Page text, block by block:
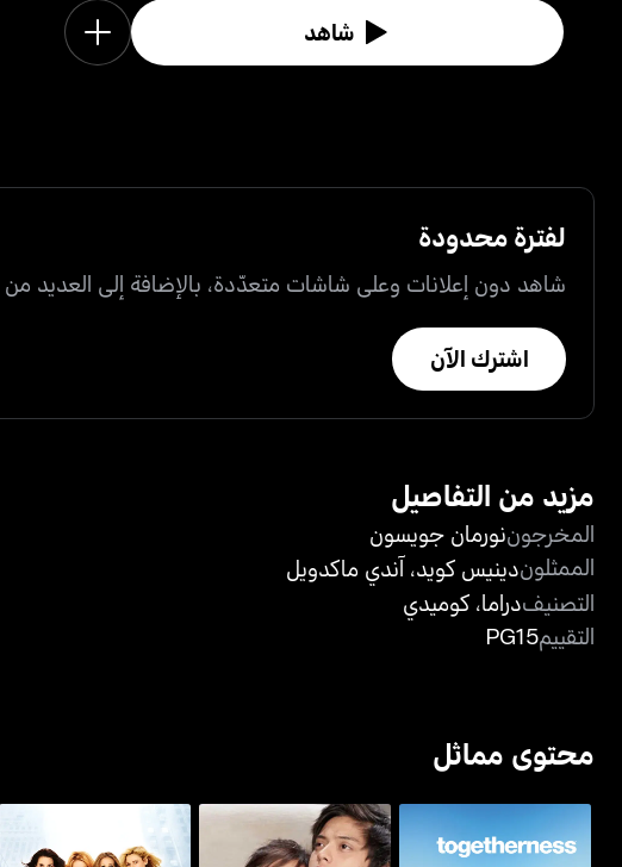
شاهد
لفترة محدودة
شاهد دون إعلانات وعلى شاشات متعدّدة، بالإضافة إلى العديد من
اشترك الآن
مزيد من التفاصيل
المخرجوننورمان جويسون
الممثلوندينيس كويد،آندي ماكدويل
التصنيفدراما، كوميدي
التقييمPG15
محتوى مماثل